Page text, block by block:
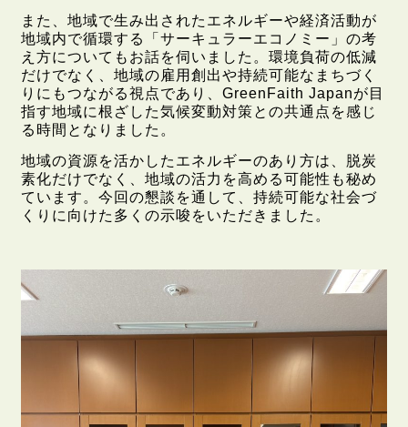
また、地域で生み出されたエネルギーや経済活動が
地域内で循環する「サーキュラーエコノミー」の考
え方についてもお話を伺いました。環境負荷の低減
だけでなく、地域の雇用創出や持続可能なまちづく
りにもつながる視点であり、GreenFaith Japanが目
指す地域に根ざした気候変動対策との共通点を感じ
る時間となりました。
地域の資源を活かしたエネルギーのあり方は、脱炭
素化だけでなく、地域の活力を高める可能性も秘め
ています。今回の懇談を通して、持続可能な社会づ
くりに向けた多くの示唆をいただきました。